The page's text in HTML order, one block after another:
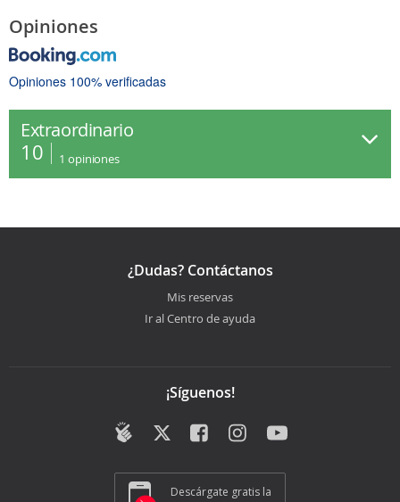
Opiniones
Opiniones 100% verificadas
Extraordinario
10 1 opiniones
¿Dudas? Contáctanos
Mis reservas
Ir al Centro de ayuda
¡Síguenos!
Descárgate gratis la